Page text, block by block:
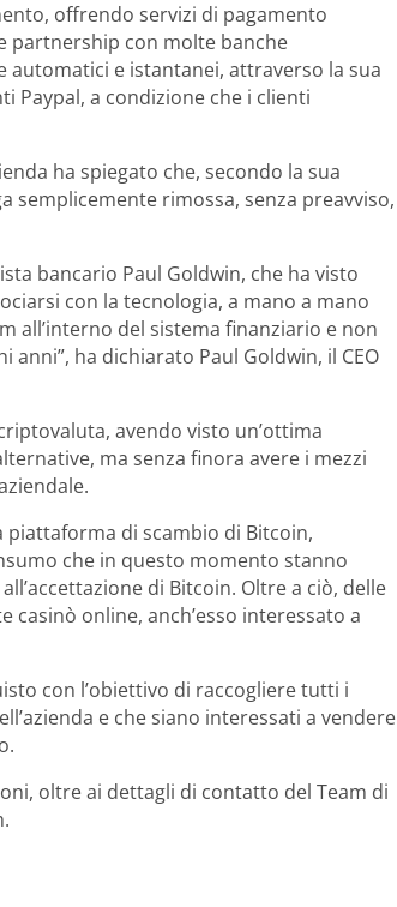
offrendo servizi di pagamento
partnership con molte banche
automatici e istantanei, attraverso la sua
Paypal, a condizione che i clienti
ha spiegato che, secondo la sua
semplicemente rimossa, senza preavviso,
bancario Paul Goldwin, che ha visto
con la tecnologia, a mano a mano
all’interno del sistema finanziario e non
ha dichiarato Paul Goldwin, il CEO
avendo visto un’ottima
ma senza finora avere i mezzi
piattaforma di scambio di Bitcoin,
che in questo momento stanno
di Bitcoin. Oltre a ciò, delle
online, anch’esso interessato a
con l’obiettivo di raccogliere tutti i
e che siano interessati a vendere
oltre ai dettagli di contatto del Team di